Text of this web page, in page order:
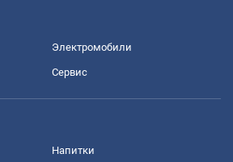
Электромобили
Сервис
Напитки